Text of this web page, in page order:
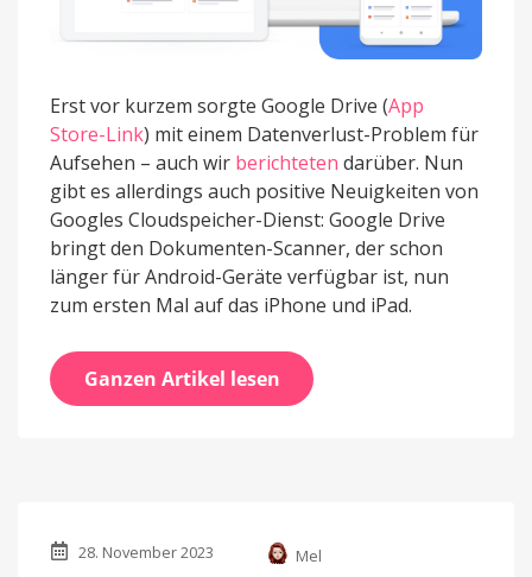
Erst vor kurzem sorgte Google Drive (App
Store-Link) mit einem Datenverlust-Problem für
Aufsehen – auch wir berichteten darüber. Nun
gibt es allerdings auch positive Neuigkeiten von
Googles Cloudspeicher-Dienst: Google Drive
bringt den Dokumenten-Scanner, der schon
länger für Android-Geräte verfügbar ist, nun
zum ersten Mal auf das iPhone und iPad.
Ganzen Artikel lesen
28. November 2023
Mel